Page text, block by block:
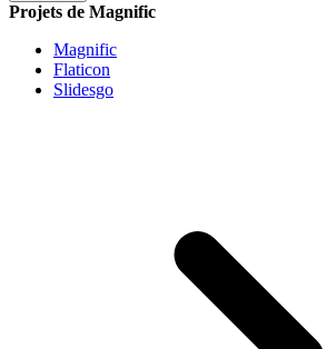
Projets de Magnific
Magnific
Flaticon
Slidesgo